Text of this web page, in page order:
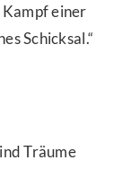
einer
Schicksal.“
Träume